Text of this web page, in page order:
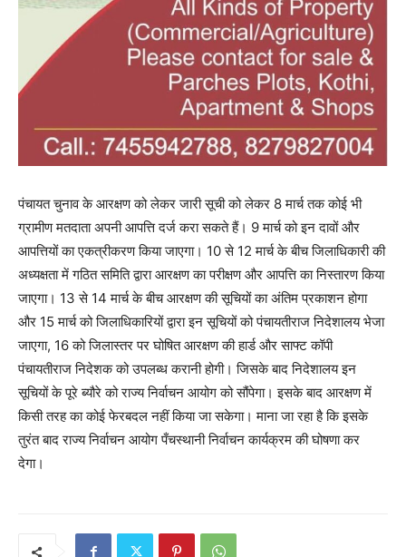
पंचायत चुनाव के आरक्षण को लेकर जारी सूची को लेकर 8 मार्च तक कोई भी
ग्रामीण मतदाता अपनी आपत्ति दर्ज करा सकते हैं। 9 मार्च को इन दावों और
आपत्तियों का एकत्रीकरण किया जाएगा। 10 से 12 मार्च के बीच जिलाधिकारी की
अध्यक्षता में गठित समिति द्वारा आरक्षण का परीक्षण और आपत्ति का निस्तारण किया
जाएगा। 13 से 14 मार्च के बीच आरक्षण की सूचियों का अंतिम प्रकाशन होगा
और 15 मार्च को जिलाधिकारियों द्वारा इन सूचियों को पंचायतीराज निदेशालय भेजा
जाएगा, 16 को जिलास्तर पर घोषित आरक्षण की हार्ड और साफ्ट कॉपी
पंचायतीराज निदेशक को उपलब्ध करानी होगी। जिसके बाद निदेशालय इन
सूचियों के पूरे ब्यौरे को राज्य निर्वाचन आयोग को सौंपेगा। इसके बाद आरक्षण में
किसी तरह का कोई फेरबदल नहीं किया जा सकेगा। माना जा रहा है कि इसके
तुरंत बाद राज्य निर्वाचन आयोग पँचस्थानी निर्वाचन कार्यक्रम की घोषणा कर
देगा।